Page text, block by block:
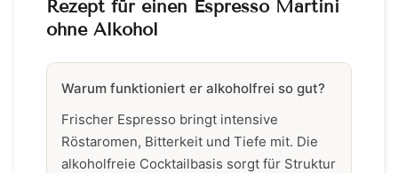
Rezept für einen Espresso Martini
ohne Alkohol
Warum funktioniert er alkoholfrei so gut?
Frischer Espresso bringt intensive
Röstaromen, Bitterkeit und Tiefe mit. Die
alkoholfreie Cocktailbasis sorgt für Struktur